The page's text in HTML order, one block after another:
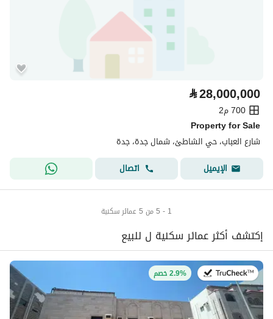
⃁28,000,000
700 م2
Property for Sale
شارع العباب، حي الشاطئ، شمال جدة، جدة
الإيميل
اتصال
1 - 5 من 5 عمائر سكنية
إكتشف أكثر عمائر سكنية ل للبيع
في:27 يوليو 20262.9% خصم